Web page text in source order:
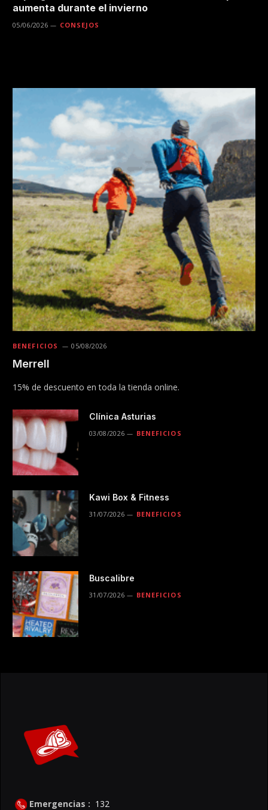
aumenta durante el invierno
05/06/2026 CONSEJOS
BENEFICIOS 05/08/2026
Merrell
15% de descuento en toda la tienda online.
Clínica Asturias
03/08/2026 BENEFICIOS
Kawi Box & Fitness
31/07/2026 BENEFICIOS
Buscalibre
31/07/2026 BENEFICIOS
Emergencias : 132